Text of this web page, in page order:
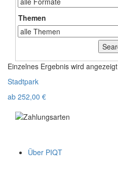
Themen
Einzelnes Ergebnis wird angezeigt
Stadtpark
ab 252,00 €
Über PIQT